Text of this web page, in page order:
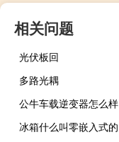
相关问题
光伏板回
多路光耦
公牛车载逆变器怎么样
冰箱什么叫零嵌入式的